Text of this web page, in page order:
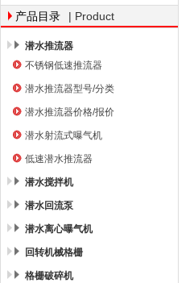
南京南蓝环保产业有限公司
产品目录 | Product
潜水推流器
不锈钢低速推流器
潜水推流器型号/分类
潜水推流器价格/报价
潜水射流式曝气机
低速潜水推流器
潜水搅拌机
潜水回流泵
潜水离心曝气机
回转机械格栅
格栅破碎机